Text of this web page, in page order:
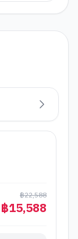
฿22,588
฿15,588